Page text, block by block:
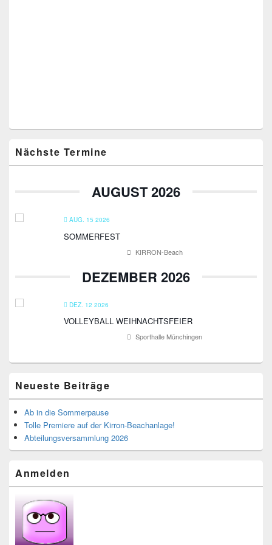
Seitenleisten-
Widgetbereich
Nächste Termine
AUGUST 2026
AUG. 15 2026
SOMMERFEST
KIRRON-Beach
DEZEMBER 2026
DEZ. 12 2026
VOLLEYBALL WEIHNACHTSFEIER
Sporthalle Münchingen
Neueste Beiträge
Ab in die Sommerpause
Tolle Premiere auf der Kirron-Beachanlage!
Abteilungsversammlung 2026
Anmelden